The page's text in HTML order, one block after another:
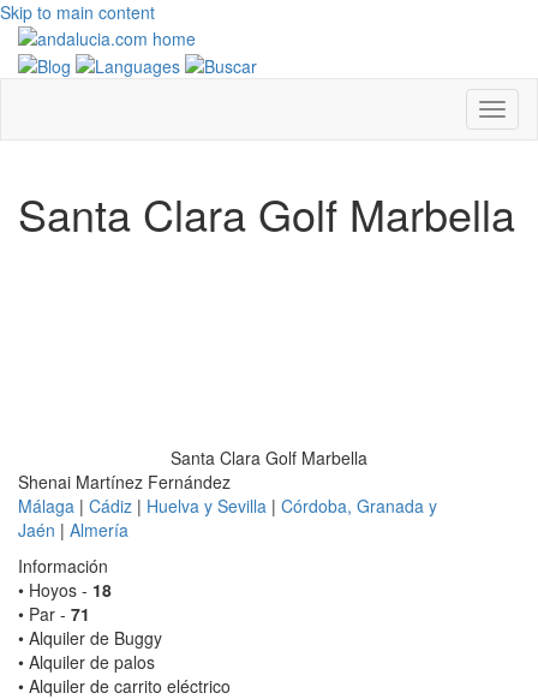
Skip to main content
Santa Clara Golf Marbella
Santa Clara Golf Marbella
Shenai Martínez Fernández
Málaga | Cádiz | Huelva y Sevilla | Córdoba, Granada y
Jaén | Almería
Información
• Hoyos - 18
• Par - 71
• Alquiler de Buggy
• Alquiler de palos
• Alquiler de carrito eléctrico